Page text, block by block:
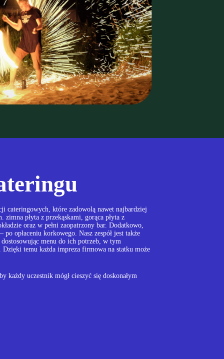
cateringowych, które zadowolą nawet najbardziej
płyta z przekąskami, gorąca płyta z
oraz w pełni zaopatrzony bar. Dodatkowo,
opłaceniu korkowego. Nasz zespół jest także
menu do ich potrzeb, w tym
temu każda impreza firmowa na statku może
każdy uczestnik mógł cieszyć się doskonałym